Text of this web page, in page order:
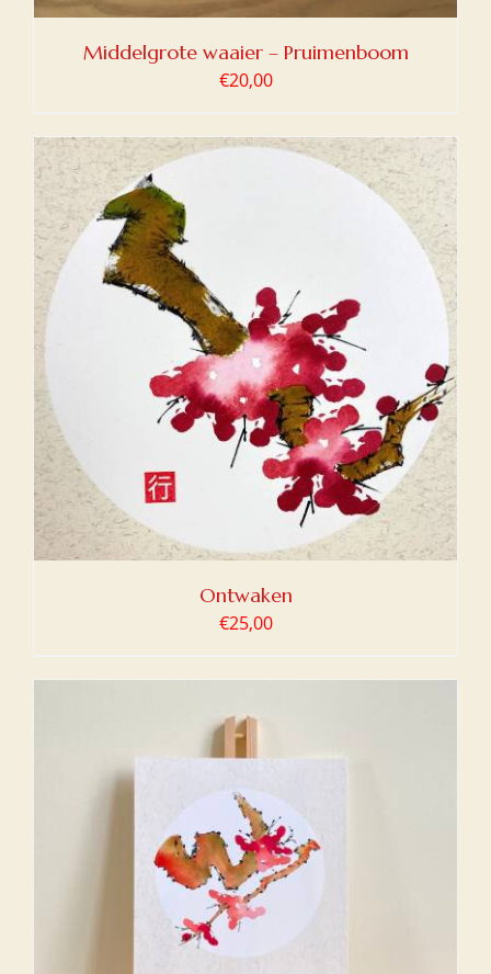
Middelgrote waaier – Pruimenboom
€20,00
Ontwaken
€25,00